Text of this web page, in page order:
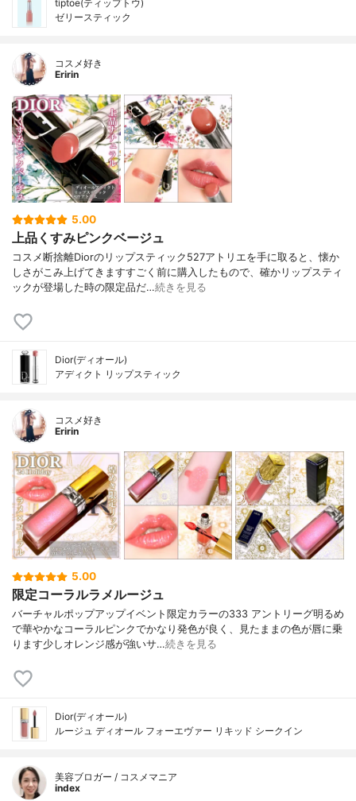
tiptoe(ティップトウ)
ゼリースティック
コスメ好き
Eririn
5.00
上品くすみピンクベージュ
コスメ断捨離Diorのリップスティック527アトリエを手に取ると、懐か
しさがこみ上げてきますすごく前に購入したもので、確かリップスティ
ックが登場した時の限定品だ…続きを見る
Dior(ディオール)
アディクト リップスティック
コスメ好き
Eririn
5.00
限定コーラルラメルージュ
バーチャルポップアップイベント限定カラーの333 アントリーグ明るめ
で華やかなコーラルピンクでかなり発色が良く、見たままの色が唇に乗
ります少しオレンジ感が強いサ…続きを見る
Dior(ディオール)
ルージュ ディオール フォーエヴァー リキッド シークイン
美容ブロガー / コスメマニア
index